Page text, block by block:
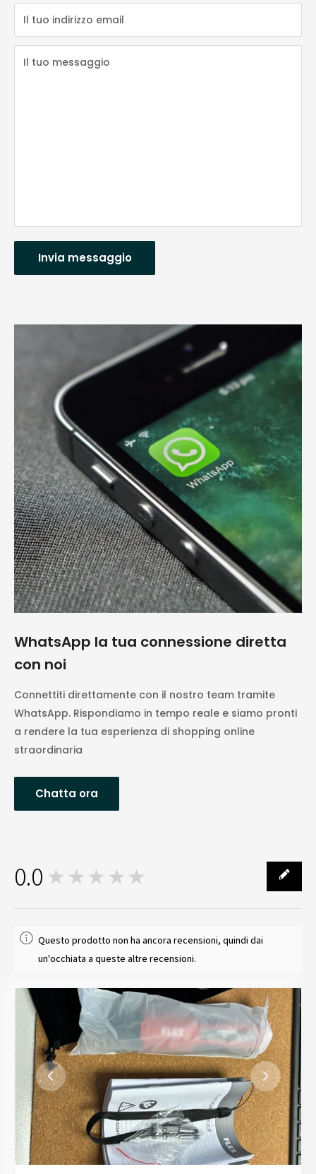
Il tuo indirizzo email
Il tuo messaggio
Invia messaggio
WhatsApp la tua connessione diretta
con noi
Connettiti direttamente con il nostro team tramite
WhatsApp. Rispondiamo in tempo reale e siamo pronti
a rendere la tua esperienza di shopping online
straordinaria
Chatta ora
0.0 ★★★★★
Questo prodotto non ha ancora recensioni, quindi dai
un'occhiata a queste altre recensioni.